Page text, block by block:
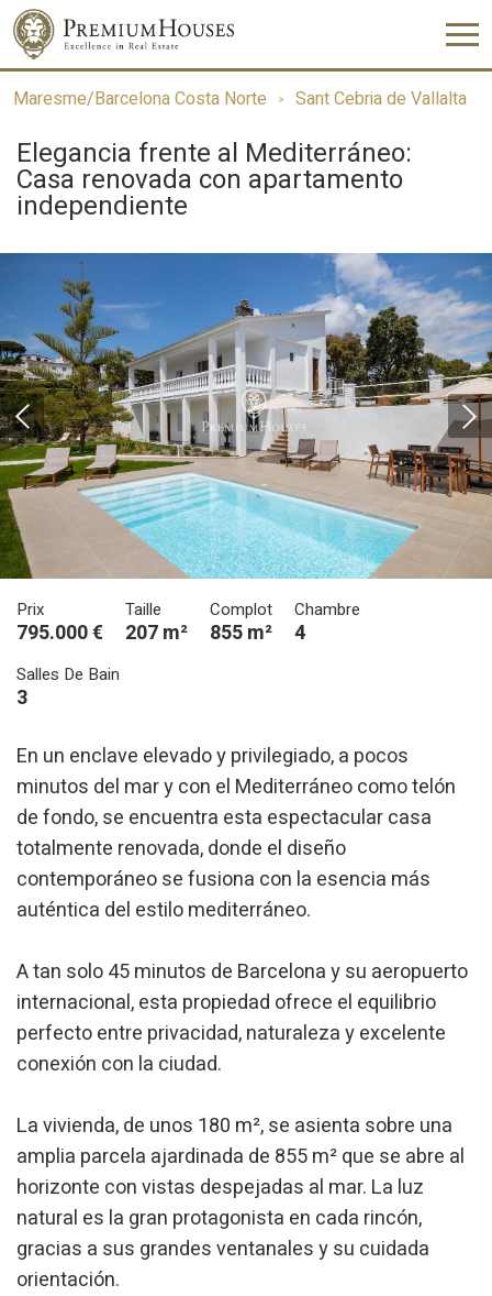
Maresme/Barcelona Costa Norte Sant Cebria de Vallalta
Elegancia frente al Mediterráneo:
Casa renovada con apartamento
independiente
Prix
795.000 €
Taille
207 m²
Complot
855 m²
Chambre
4
Salles De Bain
3
En un enclave elevado y privilegiado, a pocos
minutos del mar y con el Mediterráneo como telón
de fondo, se encuentra esta espectacular casa
totalmente renovada, donde el diseño
contemporáneo se fusiona con la esencia más
auténtica del estilo mediterráneo.
A tan solo 45 minutos de Barcelona y su aeropuerto
internacional, esta propiedad ofrece el equilibrio
perfecto entre privacidad, naturaleza y excelente
conexión con la ciudad.
La vivienda, de unos 180 m², se asienta sobre una
amplia parcela ajardinada de 855 m² que se abre al
horizonte con vistas despejadas al mar. La luz
natural es la gran protagonista en cada rincón,
gracias a sus grandes ventanales y su cuidada
orientación.